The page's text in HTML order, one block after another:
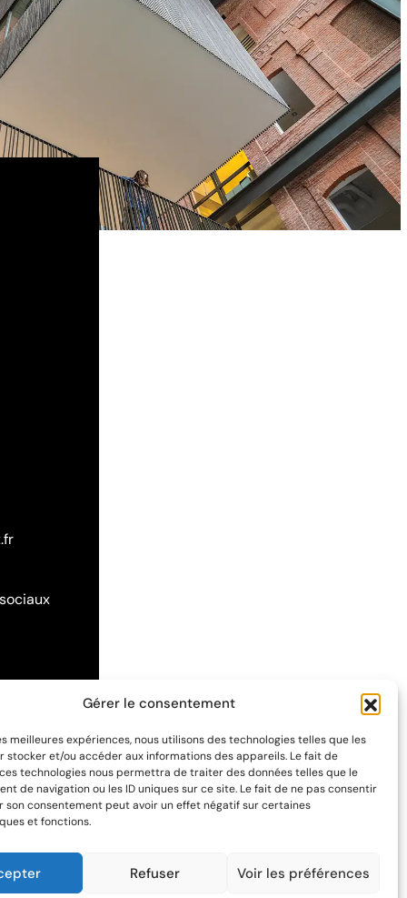
Gérer le consentement
meilleures expériences, nous utilisons des technologies telles que les
stocker et/ou accéder aux informations des appareils. Le fait de
technologies nous permettra de traiter des données telles que le
de navigation ou les ID uniques sur ce site. Le fait de ne pas consentir
son consentement peut avoir un effet négatif sur certaines
et fonctions.
Refuser Voir les préférences